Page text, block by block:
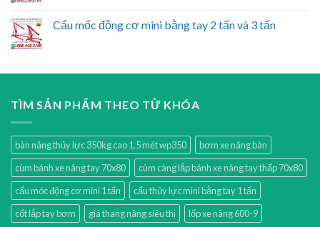
Cẩu mốc động cơ mini bằng tay 2 tấn và 3 tấn
TÌM SẢN PHẨM THEO TỪ KHÓA
bàn nâng thủy lực 350kg cao 1.5 mét wp350
bơm xe nâng bàn
cùm bánh xe nâng tay 70x80
cùm càng lắp bánh xe nâng tay thấp 70x80
cẩu móc động cơ mini 1 tấn
cẩu thủy lực mini bằng tay 1 tấn
cốt lắp tay bơm
giá thang nâng siêu thị
lốp xe nâng 600-9